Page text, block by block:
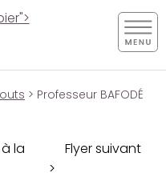
> Professeur BAFODÉ
la
Flyer suivant
>